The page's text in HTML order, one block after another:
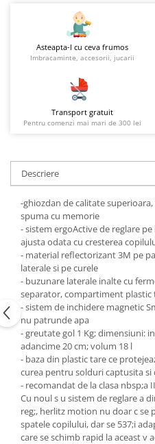
Asteapta-l cu ceva frumos
Imbracaminte, accesorii, jucarii
Transport gratuit
Pentru comenzi mai mari de 300 lei
Descriere
-ghiozdan de calitate
spuma cu memorie
- sistem ergoActive de reglare
ajusta odata cu cresterea
- material reflectorizant 3M pe
laterale si pe curele
- buzunare laterale inalte cu
separator, compartiment plastic
- sistem de inchidere magnetic
nu patrunde apa
- greutate gol 1 Kg; dimensiuni:
adancime 20 cm; volum 18 l
- baza din plastic tare ce
curea pentru solduri captusita si
- recomandat de la clasa nbsp;a
Cu noul s u sistem de reglare a
reg;, herlitz motion nu doar c se
spatele copilului, dar se 537;i
care se schimb rapid la aceast v